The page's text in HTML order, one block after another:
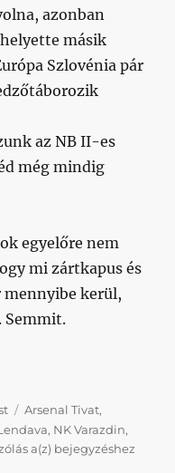
azonban
másik
Szlovénia pár
az NB II-es
még mindig
egyelőre nem
mi zártkapus és
mennyibe kerül,
Semmit.
Címke
Arsenal Tivat,
, NK Varazdin,
a(z) Napikispest
bejegyzéshez